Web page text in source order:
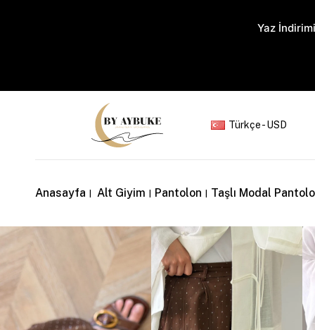
Yaz
Türkçe - USD
Anasayfa Alt Giyim Pantolon Taşlı Modal